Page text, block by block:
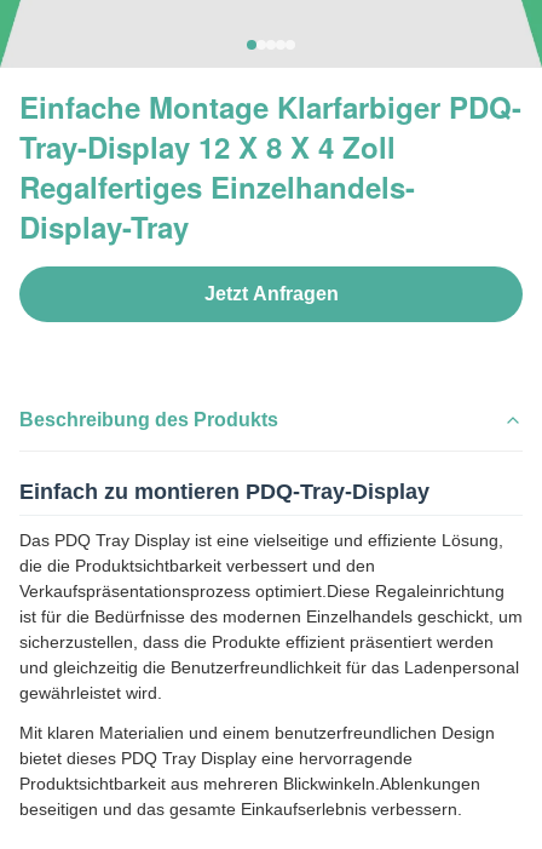
Einfache Montage Klarfarbiger PDQ-
Tray-Display 12 X 8 X 4 Zoll
Regalfertiges Einzelhandels-
Display-Tray
Jetzt Anfragen
Beschreibung des Produkts
Einfach zu montieren PDQ-Tray-Display
Das PDQ Tray Display ist eine vielseitige und effiziente Lösung,
die die Produktsichtbarkeit verbessert und den
Verkaufspräsentationsprozess optimiert.Diese Regaleinrichtung
ist für die Bedürfnisse des modernen Einzelhandels geschickt, um
sicherzustellen, dass die Produkte effizient präsentiert werden
und gleichzeitig die Benutzerfreundlichkeit für das Ladenpersonal
gewährleistet wird.
Mit klaren Materialien und einem benutzerfreundlichen Design
bietet dieses PDQ Tray Display eine hervorragende
Produktsichtbarkeit aus mehreren Blickwinkeln.Ablenkungen
beseitigen und das gesamte Einkaufserlebnis verbessern.